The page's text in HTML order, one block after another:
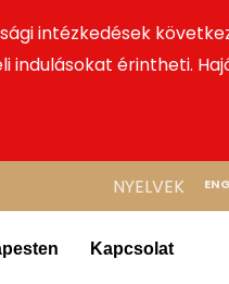
intézkedések
indulásokat érintheti.
NYELVEK
Kapcsolat